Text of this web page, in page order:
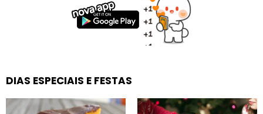
DIAS ESPECIAIS E FESTAS